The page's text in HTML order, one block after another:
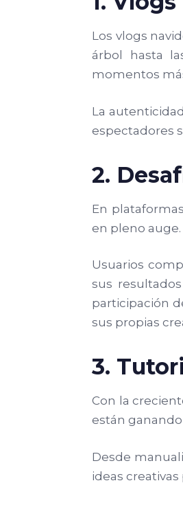
Los vlogs
árbol hasta
momentos
La
espectadores
2.
En
en pleno auge.
Usuarios
sus
participación
sus propias
3.
Con la
están
Desde
ideas